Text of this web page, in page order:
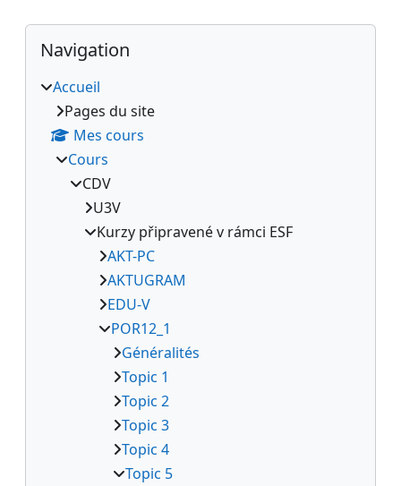
Blocs
Passer Navigation
Navigation
Accueil
Pages du site
Mes cours
Cours
CDV
U3V
Kurzy připravené v rámci ESF
AKT-PC
AKTUGRAM
EDU-V
POR12_1
Généralités
Topic 1
Topic 2
Topic 3
Topic 4
Topic 5